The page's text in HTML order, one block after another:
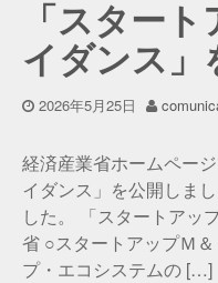
「スター
イダンス」
2026年5月25日
経済産業省ホームペー
イダンス」を公開
した。 「スタートアッ
省 ○スタートアップＭ
プ・エコシステムの […]